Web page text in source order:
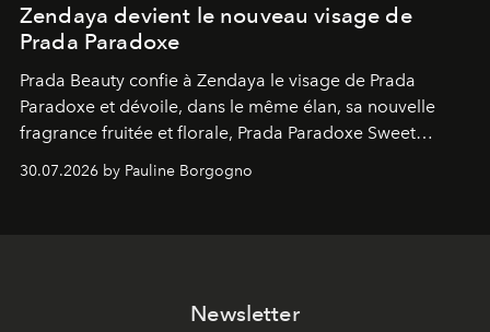
Zendaya devient le nouveau visage de
Prada Paradoxe
Prada Beauty confie à Zendaya le visage de Prada
Paradoxe et dévoile, dans le même élan, sa nouvelle
fragrance fruitée et florale, Prada Paradoxe Sweet
Chemistry Eau de Parfum.
30.07.2026 by Pauline Borgogno
Newsletter